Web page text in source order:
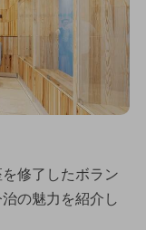
修了したボラン
の魅力を紹介し